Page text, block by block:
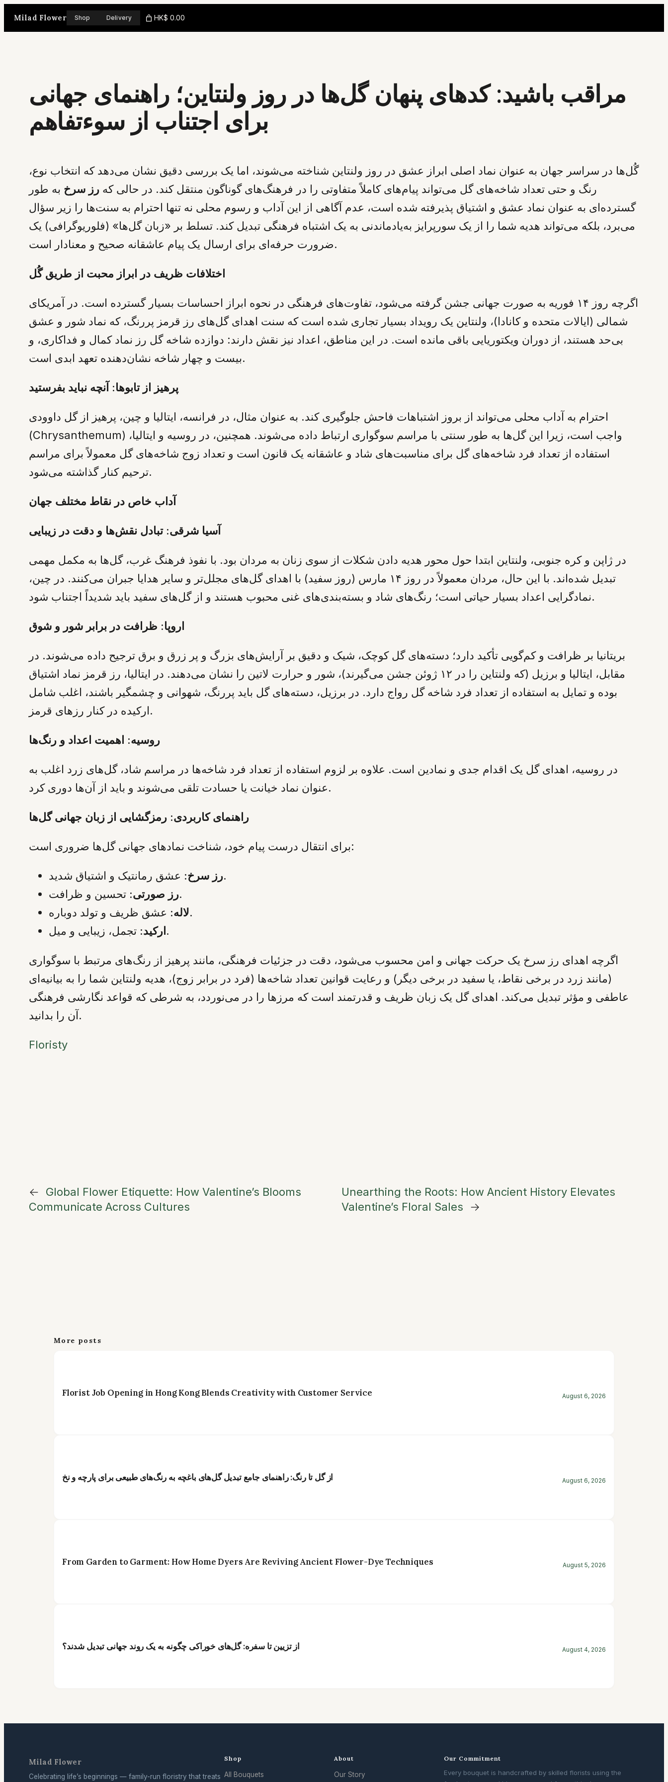
Milad Flower Shop Delivery HK$ 0.00
مراقب باشید: کدهای پنهان گل‌ها در روز ولنتاین؛ راهنمای جهانی
برای اجتناب از سوءتفاهم
گُل‌ها در سراسر جهان به عنوان نماد اصلی ابراز عشق در روز ولنتاین شناخته می‌شوند، اما یک بررسی دقیق نشان می‌دهد که انتخاب نوع،
رنگ و حتی تعداد شاخه‌های گل می‌تواند پیام‌های کاملاً متفاوتی را در فرهنگ‌های گوناگون منتقل کند. در حالی که رز سرخ به طور
گسترده‌ای به عنوان نماد عشق و اشتیاق پذیرفته شده است، عدم آگاهی از این آداب و رسوم محلی نه تنها احترام به سنت‌ها را زیر سؤال
می‌برد، بلکه می‌تواند هدیه شما را از یک سورپرایز به‌یادماندنی به یک اشتباه فرهنگی تبدیل کند. تسلط بر «زبان گل‌ها» (فلوریوگرافی) یک
ضرورت حرفه‌ای برای ارسال یک پیام عاشقانه صحیح و معنادار است.
اختلافات ظریف در ابراز محبت از طریق گُل
اگرچه روز ۱۴ فوریه به صورت جهانی جشن گرفته می‌شود، تفاوت‌های فرهنگی در نحوه ابراز احساسات بسیار گسترده است. در آمریکای
شمالی (ایالات متحده و کانادا)، ولنتاین یک رویداد بسیار تجاری شده است که سنت اهدای گل‌های رز قرمز پررنگ، که نماد شور و عشق
بی‌حد هستند، از دوران ویکتوریایی باقی مانده است. در این مناطق، اعداد نیز نقش دارند: دوازده شاخه گل رز نماد کمال و فداکاری، و
بیست و چهار شاخه نشان‌دهنده تعهد ابدی است.
پرهیز از تابوها: آنچه نباید بفرستید
احترام به آداب محلی می‌تواند از بروز اشتباهات فاحش جلوگیری کند. به عنوان مثال، در فرانسه، ایتالیا و چین، پرهیز از گل داوودی
(Chrysanthemum) واجب است، زیرا این گل‌ها به طور سنتی با مراسم سوگواری ارتباط داده می‌شوند. همچنین، در روسیه و ایتالیا،
استفاده از تعداد فرد شاخه‌های گل برای مناسبت‌های شاد و عاشقانه یک قانون است و تعداد زوج شاخه‌های گل معمولاً برای مراسم
ترحیم کنار گذاشته می‌شود.
آداب خاص در نقاط مختلف جهان
آسیا شرقی: تبادل نقش‌ها و دقت در زیبایی
در ژاپن و کره جنوبی، ولنتاین ابتدا حول محور هدیه دادن شکلات از سوی زنان به مردان بود. با نفوذ فرهنگ غرب، گل‌ها به مکمل مهمی
تبدیل شده‌اند. با این حال، مردان معمولاً در روز ۱۴ مارس (روز سفید) با اهدای گل‌های مجلل‌تر و سایر هدایا جبران می‌کنند. در چین،
نمادگرایی اعداد بسیار حیاتی است؛ رنگ‌های شاد و بسته‌بندی‌های غنی محبوب هستند و از گل‌های سفید باید شدیداً اجتناب شود.
اروپا: ظرافت در برابر شور و شوق
بریتانیا بر ظرافت و کم‌گویی تأکید دارد؛ دسته‌های گل کوچک، شیک و دقیق بر آرایش‌های بزرگ و پر زرق و برق ترجیح داده می‌شوند. در
مقابل، ایتالیا و برزیل (که ولنتاین را در ۱۲ ژوئن جشن می‌گیرند)، شور و حرارت لاتین را نشان می‌دهند. در ایتالیا، رز قرمز نماد اشتیاق
بوده و تمایل به استفاده از تعداد فرد شاخه گل رواج دارد. در برزیل، دسته‌های گل باید پررنگ، شهوانی و چشمگیر باشند، اغلب شامل
ارکیده در کنار رزهای قرمز.
روسیه: اهمیت اعداد و رنگ‌ها
در روسیه، اهدای گل یک اقدام جدی و نمادین است. علاوه بر لزوم استفاده از تعداد فرد شاخه‌ها در مراسم شاد، گل‌های زرد اغلب به
عنوان نماد خیانت یا حسادت تلقی می‌شوند و باید از آن‌ها دوری کرد.
راهنمای کاربردی: رمزگشایی از زبان جهانی گل‌ها
برای انتقال درست پیام خود، شناخت نمادهای جهانی گل‌ها ضروری است:
رز سرخ:عشق رمانتیک و اشتیاق شدید.
رز صورتی:تحسین و ظرافت.
لاله:عشق ظریف و تولد دوباره.
ارکید: تجمل، زیبایی و میل.
اگرچه اهدای رز سرخ یک حرکت جهانی و امن محسوب می‌شود، دقت در جزئیات فرهنگی، مانند پرهیز از رنگ‌های مرتبط با سوگواری
(مانند زرد در برخی نقاط، یا سفید در برخی دیگر) و رعایت قوانین تعداد شاخه‌ها (فرد در برابر زوج)، هدیه ولنتاین شما را به بیانیه‌ای
عاطفی و مؤثر تبدیل می‌کند. اهدای گل یک زبان ظریف و قدرتمند است که مرزها را در می‌نوردد، به شرطی که قواعد نگارشی فرهنگی
آن را بدانید.
Floristy
←
Global Flower Etiquette: How Valentine’s Blooms
Communicate Across Cultures
Unearthing the Roots: How Ancient History Elevates
Valentine’s Floral Sales
→
More posts
Florist Job Opening in Hong Kong Blends Creativity with Customer Service August 6, 2026
از گل تا رنگ: راهنمای جامع تبدیل گل‌های باغچه به رنگ‌های طبیعی برای پارچه و نخ August 6, 2026
From Garden to Garment: How Home Dyers Are Reviving Ancient Flower-Dye Techniques August 5, 2026
از تزیین تا سفره: گل‌های خوراکی چگونه به یک روند جهانی تبدیل شدند؟ August 4, 2026
Milad Flower
Celebrating life’s beginnings — family-run floristry that treats
Shop
All Bouquets
About
Our Story
Our Commitment
Every bouquet is handcrafted by skilled florists using the